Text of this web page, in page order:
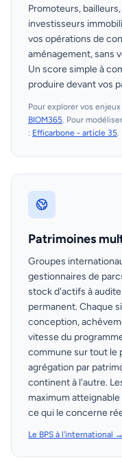
Promoteurs,
investisseurs
vos opérations de
aménagement, sans
Un score simple à
produire devant vos
Pour explorer vos
BIOM365. Pour
: Efficarbone - article 35.
Patrimoines
Groupes
gestionnaires de
stock d'actifs à
permanent. Chaque
conception,
vitesse du
commune sur tout le
agrégation par
continent à l'autre.
maximum
ce qui le concerne
Le BPS à l'international →